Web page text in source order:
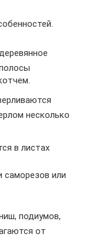
несколько
в листах
саморезов или
подиумов,
от